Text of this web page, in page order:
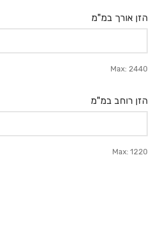
הזן אורך במ"מ
Max: 2440
הזן רוחב במ"מ
Max: 1220